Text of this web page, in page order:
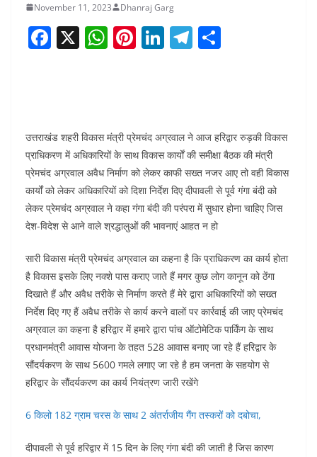
November 11, 2023 Dhanraj Garg
F
a
b
o
o
k
X W
h
A
p
p
Pi
nt
st
Li
n
dI
n
T
el
a
m
उत्तराखंड शहरी विकास मंत्री प्रेमचंद अग्रवाल ने आज हरिद्वार रुड़की विकास
प्राधिकरण में अधिकारियों के साथ विकास कार्यों की समीक्षा बैठक की मंत्री
प्रेमचंद अग्रवाल अवैध निर्माण को लेकर काफी सख्त नजर आए तो वही विकास
कार्यों को लेकर अधिकारियों को दिशा निर्देश दिए दीपावली से पूर्व गंगा बंदी को
लेकर प्रेमचंद अग्रवाल ने कहा गंगा बंदी की परंपरा में सुधार होना चाहिए जिस
देश-विदेश से आने वाले श्रद्धालुओं की भावनाएं आहत न हो
सारी विकास मंत्री प्रेमचंद अग्रवाल का कहना है कि प्राधिकरण का कार्य होता
है विकास इसके लिए नक्शे पास कराए जाते हैं मगर कुछ लोग कानून को ठेंगा
दिखाते हैं और अवैध तरीके से निर्माण करते हैं मेरे द्वारा अधिकारियों को सख्त
निर्देश दिए गए हैं अवैध तरीके से कार्य करने वालों पर कार्रवाई की जाए प्रेमचंद
अग्रवाल का कहना है हरिद्वार में हमारे द्वारा पांच ऑटोमेटिक पार्किंग के साथ
प्रधानमंत्री आवास योजना के तहत 528 आवास बनाए जा रहे हैं हरिद्वार के
सौंदर्यकरण के साथ 5600 गमले लगाए जा रहे है हम जनता के सहयोग से
हरिद्वार के सौंदर्यकरण का कार्य नियंत्रण जारी रखेंगे
6 किलो 182 ग्राम चरस के साथ 2 अंतर्राजीय गैंग तस्करों को दबोचा,
दीपावली से पूर्व हरिद्वार में 15 दिन के लिए गंगा बंदी की जाती है जिस कारण